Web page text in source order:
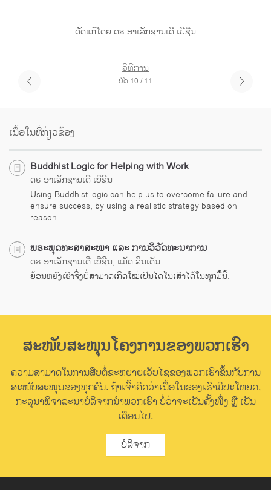
ດັດແກ້ໂດຍ ດຣ ອາເລັກຊານເດີ ເບີຊີນ
ວິທີການ
ບົດ 10 / 11
ເນື້ອໃນທີ່ກ່ຽວຂ້ອງ
Buddhist Logic for Helping with Work
ດຣ ອາເລັກຊານເດີ ເບີຊີນ
Using Buddhist logic can help us to overcome failure and
ensure success, by using a realistic strategy based on
reason.
ພຣະພຸດທະສາສະໜາ ແລະ ການວິວັດທະນາການ
ດຣ ອາເລັກຊານເດີ ເບີຊີນ, ແມັດ ລິນເດັນ
ຍ້ອນຫຍັງເຮົາຈິ່ງບໍ່ສາມາດເກີດໃໝ່ເປັນໄດໂນເສົາໄດ້ໃນທຸກມື້ນີ້.
ສະໜັບສະໜຸນໂຄງການຂອງພວກເຮົາ
ຄວາມສາມາດໃນການສືບຕໍ່ຂະຫຍາຍເວັບໄຊຂອງພວກເຮົາຂຶ້ນກັບການ
ສະໜັບສະໜຸນຂອງທຸກຄົນ. ຖ້າເຈົ້າຄິດວ່າເນື້ອໃນຂອງເຮົາມີປະໂຫຍດ,
ກະລຸນາພິຈາລະນາບໍລິຈາກນຳພວກເຮົາ ບໍ່ວ່າຈະເປັນຄັ້ງໜຶ່ງ ຫຼື ເປັນ
ເດືອນໄປ.
ບໍລິຈາກ